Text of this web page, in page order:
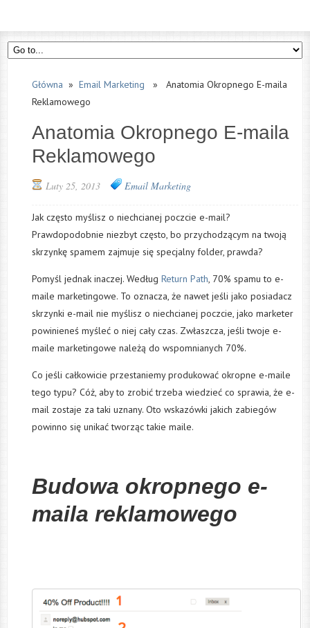
Główna »Email Marketing » Anatomia Okropnego E-maila
Reklamowego
Anatomia Okropnego E-maila
Reklamowego
Luty 25, 2013 Email Marketing
Jak często myślisz o niechcianej poczcie e-mail?
Prawdopodobnie niezbyt często, bo przychodzącym na twoją
skrzynkę spamem zajmuje się specjalny folder, prawda?
Pomyśl jednak inaczej. WedługReturn Path, 70% spamu to e-
maile marketingowe. To oznacza, że nawet jeśli jako posiadacz
skrzynki e-mail nie myślisz o niechcianej poczcie, jako marketer
powinieneś myśleć o niej cały czas. Zwłaszcza, jeśli twoje e-
maile marketingowe należą do wspomnianych 70%.
Co jeśli całkowicie przestaniemy produkować okropne e-maile
tego typu? Cóż, aby to zrobić trzeba wiedzieć co sprawia, że e-
mail zostaje za taki uznany. Oto wskazówki jakich zabiegów
powinno się unikać tworząc takie maile.
Budowa okropnego e-
maila reklamowego